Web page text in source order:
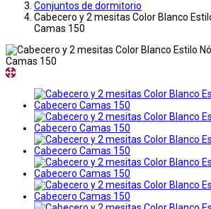
Conjuntos de dormitorio
Cabecero y 2 mesitas Color Blanco
Camas 150